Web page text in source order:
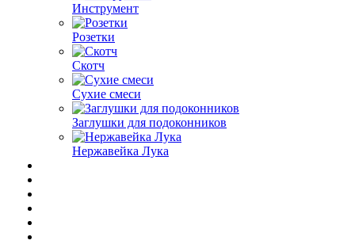
Инструмент
Розетки
Скотч
Сухие смеси
Заглушки для подоконников
Нержавейка Лука